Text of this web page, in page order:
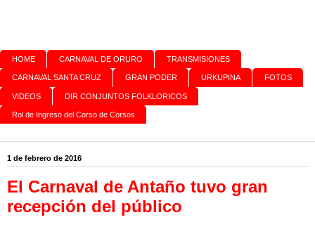
HOME CARNAVAL DE ORURO TRANSMISIONES
CARNAVAL SANTA CRUZ GRAN PODER URKUPINA FOTOS
VIDEOS DIR CONJUNTOS FOLKLORICOS
Rol de Ingreso del Corso de Corsos
1 de febrero de 2016
El Carnaval de Antaño tuvo gran
recepción del público